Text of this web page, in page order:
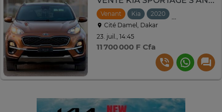
Venant Kia 2020
Cité Damel, Dakar
23. juil., 14:45
11 700 000 F Cfa